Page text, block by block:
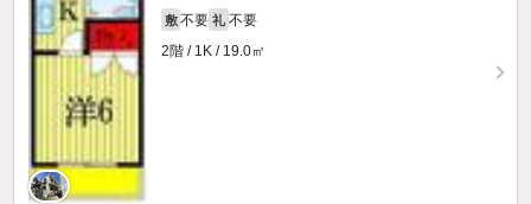
敷 不要 礼 不要
2階 / 1K / 19.0㎡